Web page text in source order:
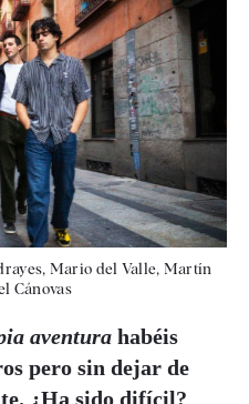
Mario del Valle, Martín
Cánovas
aventura habéis
pero sin dejar de
¿Ha sido difícil?